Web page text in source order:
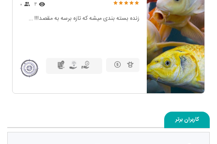
4
زنده بسته بندی میشه که تازه برسه به مقصد!!! ...
کاربران برتر